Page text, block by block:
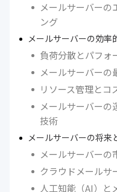
メールサーバーの
ング
メールサーバーの効率
負荷分散とパフォ
メールサーバーの
リソース管理とコ
メールサーバーの
技術
メールサーバーの将来
メールサーバーの
クラウドメールサ
人工知能（AI）と